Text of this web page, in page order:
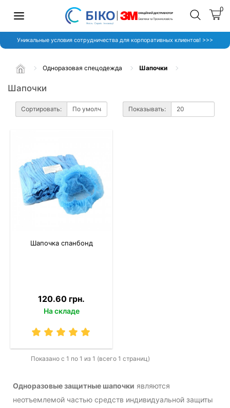
0
Уникальные условия сотрудничества для корпоративных клиентов! >>>
Одноразовая спецодежда Шапочки
Шапочки
Сортировать: Показывать:
Шапочка спанбонд
120.60 грн.
На складе
Показано с 1 по 1 из 1 (всего 1 страниц)
Одноразовые защитные шапочки являются
неотъемлемой частью средств индивидуальной защиты